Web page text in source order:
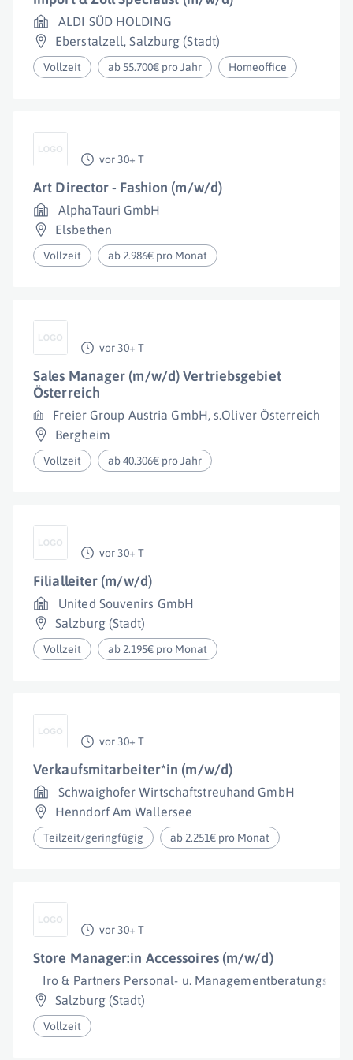
ALDI SÜD HOLDING
Eberstalzell,Salzburg (Stadt)
Vollzeit ab 55.700€ pro Jahr Homeoffice
vor 30+ T
Art Director - Fashion (m/w/d)
AlphaTauri GmbH
Elsbethen
Vollzeit ab 2.986€ pro Monat
vor 30+ T
Sales Manager (m/w/d) Vertriebsgebiet
Österreich
Freier Group Austria GmbH, s.Oliver Österreich
Bergheim
Vollzeit ab 40.306€ pro Jahr
vor 30+ T
Filialleiter (m/w/d)
United Souvenirs GmbH
Salzburg (Stadt)
Vollzeit ab 2.195€ pro Monat
vor 30+ T
Verkaufsmitarbeiter*in (m/w/d)
Schwaighofer Wirtschaftstreuhand GmbH
Henndorf Am Wallersee
Teilzeit/geringfügig ab 2.251€ pro Monat
vor 30+ T
Store Manager:in Accessoires (m/w/d)
Iro & Partners Personal- u. Managementberatungs-
Salzburg (Stadt)
Vollzeit